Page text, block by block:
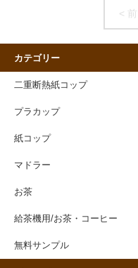
< 前
カテゴリー
二重断熱紙コップ
プラカップ
紙コップ
マドラー
お茶
給茶機用/お茶・コーヒー
無料サンプル